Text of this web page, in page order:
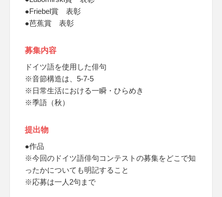
●Friebel賞 表彰
●芭蕉賞 表彰
募集内容
ドイツ語を使用した俳句
※音節構造は、5-7-5
※日常生活における一瞬・ひらめき
※季語（秋）
提出物
●作品
※今回のドイツ語俳句コンテストの募集をどこで知
ったかについても明記すること
※応募は一人2句まで